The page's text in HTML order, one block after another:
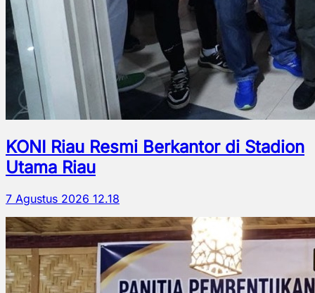
KONI Riau Resmi Berkantor di Stadion
Utama Riau
7 Agustus 2026 12.18